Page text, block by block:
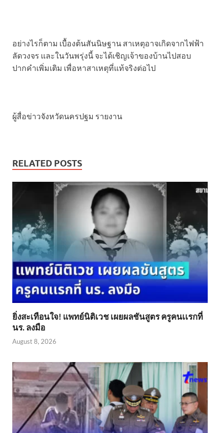
อย่างไรก็ตาม เบื้องต้นสันนิษฐาน สาเหตุอาจเกิดจากไฟฟ้า
ลัดวงจร และในวันพรุ่งนี้ จะได้เชิญเจ้าของบ้านไปสอบ
ปากคำเพิ่มเติม เพื่อหาสาเหตุที่แท้จริงต่อไป
ผู้สื่อข่าวจังหวัดนครปฐม รายงาน
RELATED POSTS
ยิ่งสะเทือนใจ! แพทย์นิติเวช เผยผลชันสูตร ครูคนเเรกที่
นร. ลงมือ
August 8, 2026